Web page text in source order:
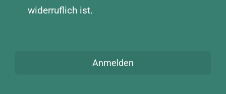
widerruflich ist.
Anmelden